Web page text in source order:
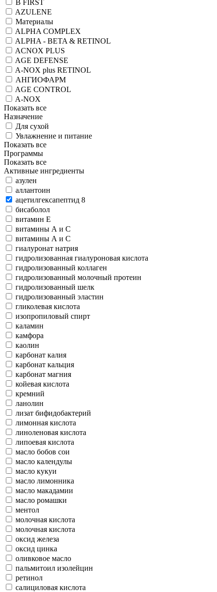
B FIRST
AZULENE
Материалы
ALPHA COMPLEX
ALPHA - BETA & RETINOL
ACNOX PLUS
AGE DEFENSE
A-NOX plus RETINOL
АНГИОФАРМ
AGE CONTROL
A-NOX
Показать все
Назначение
Для сухой
Увлажнение и питание
Показать все
Программы
Показать все
Активные ингредиенты
азулен
аллантоин
ацетилгексапептид 8
бисаболол
витамин Е
витамины А и С
витамины А и С
гиалуронат натрия
гидролизованная гиалуроновая кислота
гидролизованный коллаген
гидролизованный молочный протеин
гидролизованный шелк
гидролизованный эластин
гликолевая кислота
изопропиловый спирт
каламин
камфора
каолин
карбонат калия
карбонат кальция
карбонат магния
койевая кислота
кремний
ланолин
лизат бифидобактерий
лимонная кислота
линоленовая кислота
липоевая кислота
масло бобов сои
масло календулы
масло кукуи
масло лимонника
масло макадамии
масло ромашки
ментол
молочная кислота
молочная кислота
оксид железа
оксид цинка
оливковое масло
пальмитоил изолейцин
ретинол
салициловая кислота